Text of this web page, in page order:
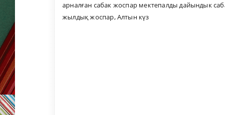
арналған сабак жоспар мектепалды дайындык
жылдық жоспар,Алтын күз